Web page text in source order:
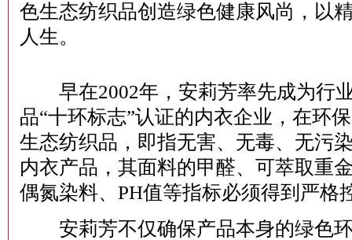
色生态纺织品创造绿色健康风尚，以
人生。
早在2002年，安莉芳率先成为行
品“十环标志”认证的内衣企业，在环
生态纺织品，即指无害、无毒、无污
内衣产品，其面料的甲醛、可萃取重
偶氮染料、PH值等指标必须得到严格
安莉芳不仅确保产品本身的绿色环